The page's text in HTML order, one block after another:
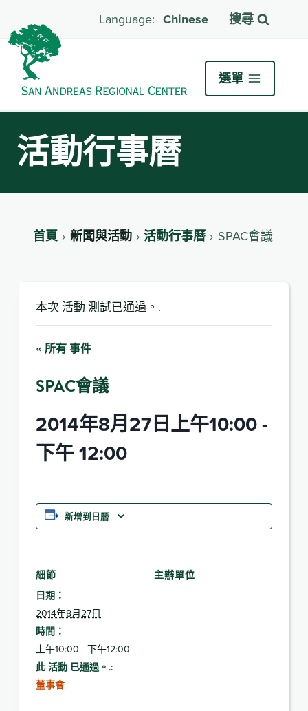
Chinese 搜尋
選單
活動行事曆
首頁 新聞與活動 活動行事曆 SPAC會議
本次 活動 測試已通過。.
« 所有 事件
SPAC會議
2014年8月27日上午10:00-
下午 12:00
新增到日曆
細節
日期：
2014年8月27日
時間：
上午10:00 - 下午12:00
此 活動 已通過。.:
董事會
主辦單位